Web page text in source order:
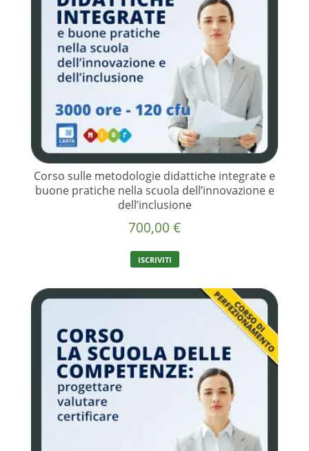
Corso sulle metodologie didattiche integrate e
buone pratiche nella scuola dell’innovazione e
dell’inclusione
700,00 €
ISCRIVITI